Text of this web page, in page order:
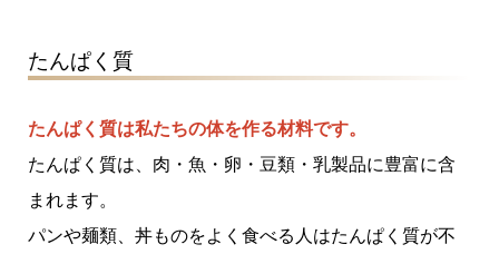
たんぱく質
たんぱく質は私たちの体を作る材料です。
たんぱく質は、肉・魚・卵・豆類・乳製品に豊富に含
まれます。
パンや麺類、丼ものをよく食べる人はたんぱく質が不